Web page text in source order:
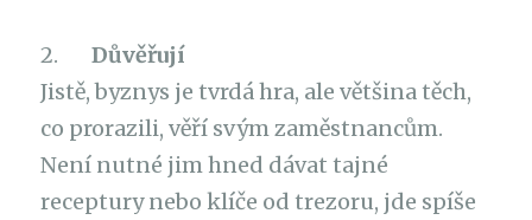
2.Důvěřují
Jistě, byznys je tvrdá hra, ale většina těch,
co prorazili, věří svým zaměstnancům.
Není nutné jim hned dávat tajné
receptury nebo klíče od trezoru, jde spíše